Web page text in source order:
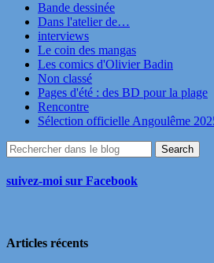
Bande dessinée
Dans l'atelier de…
interviews
Le coin des mangas
Les comics d'Olivier Badin
Non classé
Pages d'été : des BD pour la plage
Rencontre
Sélection officielle Angoulême
suivez-moi sur Facebook
Articles récents